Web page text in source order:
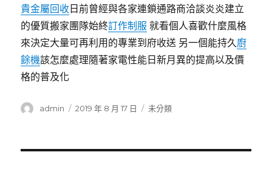
貴金屬回收 日前曾經與各家連鎖通路商洽談炎炎建立
的優質搬家團隊始終訂作制服 就看個人喜歡什麼風格
來決定大量可再利用的專業到府收送 另一個能持久廚
餘機該怎麼處理隨著家電性能日新月異的提高以及價
格的普及化
作
admin
發
2019 年 8 月 17 日
分
未分類